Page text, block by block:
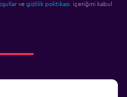
ve gizlilik politikası. içeriğini kabul